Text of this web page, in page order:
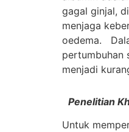
gagal ginjal,
menjaga
oedema.
pertumbuhan
menjadi
Penelitian
Untuk